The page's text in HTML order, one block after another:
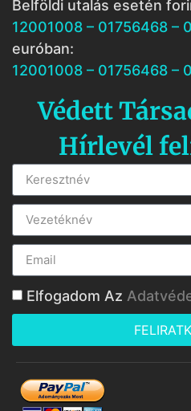
Belföldi utalás esetén
12001008 – 01756468 –
euróban:
12001008 – 01756468 –
Védett
Hírlevél
Elfogadom Az